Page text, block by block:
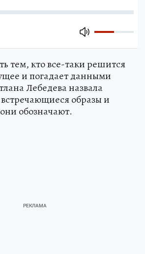
тем, кто все-таки решится
и погадает данными
Лебедева назвала
образы и
обозначают.